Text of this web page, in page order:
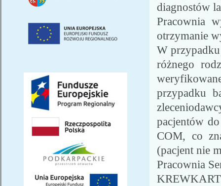
diagnostów
Pracownia
otrzymanie
W
różnego
przypadku
pacjentów
COM, co
(pacjent nie
Pracownia